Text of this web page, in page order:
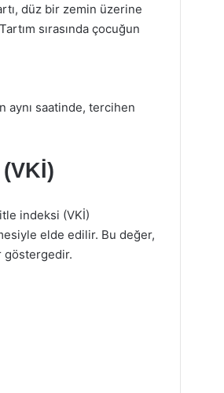
düz bir zemin üzerine
sırasında çocuğun
aynı saatinde, tercihen
indeksi (VKİ)
elde edilir. Bu değer,
göstergedir.